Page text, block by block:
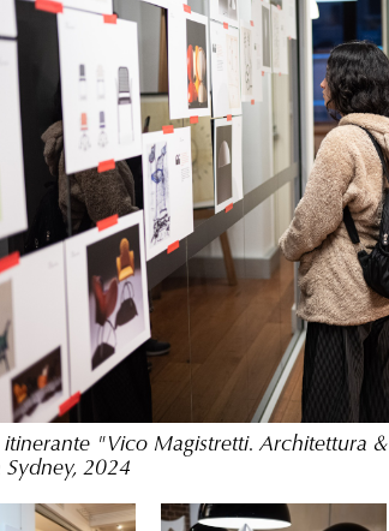
itinerante "Vico Magistretti. Architettura &
2024